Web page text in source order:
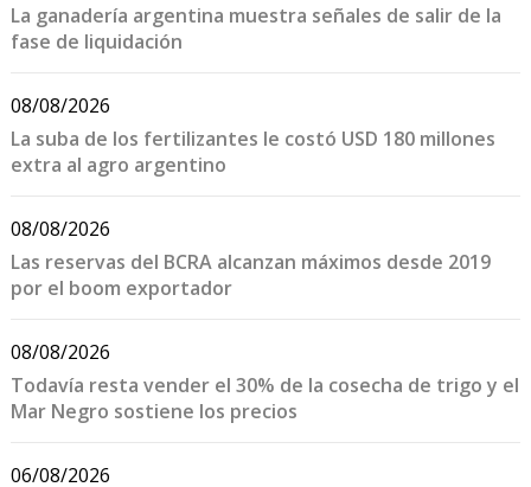
La ganadería argentina muestra señales de salir de la
fase de liquidación
08/08/2026
La suba de los fertilizantes le costó USD 180 millones
extra al agro argentino
08/08/2026
Las reservas del BCRA alcanzan máximos desde 2019
por el boom exportador
08/08/2026
Todavía resta vender el 30% de la cosecha de trigo y el
Mar Negro sostiene los precios
06/08/2026